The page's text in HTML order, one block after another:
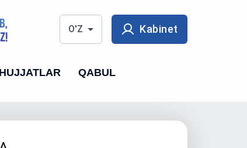
O'Z Kabinet
HUJJATLAR
QABUL